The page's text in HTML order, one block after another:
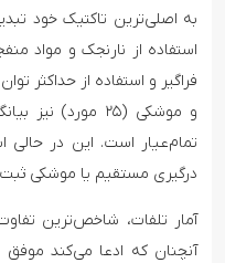
و موشکی (۲۵
تمام‌عیار است. این در
درگیری مستقیم یا موشکی ثبت
آمار تلفات، شاخص‌ترین